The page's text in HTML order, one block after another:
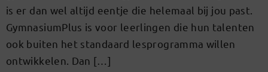
is er dan wel altijd eentje die helemaal bij jou past.
GymnasiumPlus is voor leerlingen die hun talenten
ook buiten het standaard lesprogramma willen
ontwikkelen. Dan […]